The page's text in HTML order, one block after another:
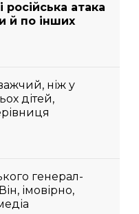
російська атака
й по інших
ніж у
дітей,
генерал-
імовірно,